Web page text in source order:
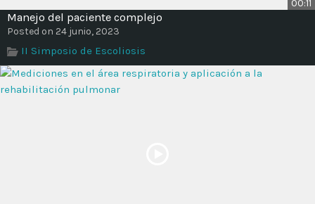
00:11
Manejo del paciente complejo
Posted on 24 junio, 2023
II Simposio de Escoliosis